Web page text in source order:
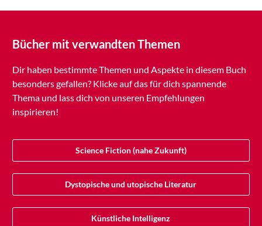
Bücher mit verwandten Themen
Dir haben bestimmte Themen und Aspekte in diesem Buch
besonders gefallen? Klicke auf das für dich spannende
Thema und lass dich von unseren Empfehlungen
inspirieren!
Science Fiction (nahe Zukunft)
Dystopische und utopische Literatur
Künstliche Intelligenz